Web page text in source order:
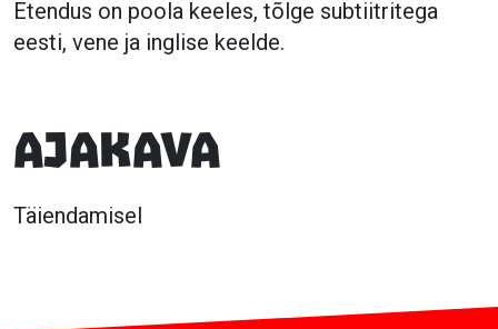
Etendus on poola keeles, tõlge subtiitritega
eesti, vene ja inglise keelde.
Ajakava
Täiendamisel